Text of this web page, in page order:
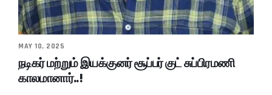
MAY 10, 2025
நடிகர் மற்றும் இயக்குனர் சூப்பர் குட் சுப்பிரமணி
காலமானார்..!